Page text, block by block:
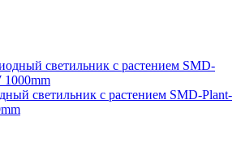
светильник с растением SMD-Plant-